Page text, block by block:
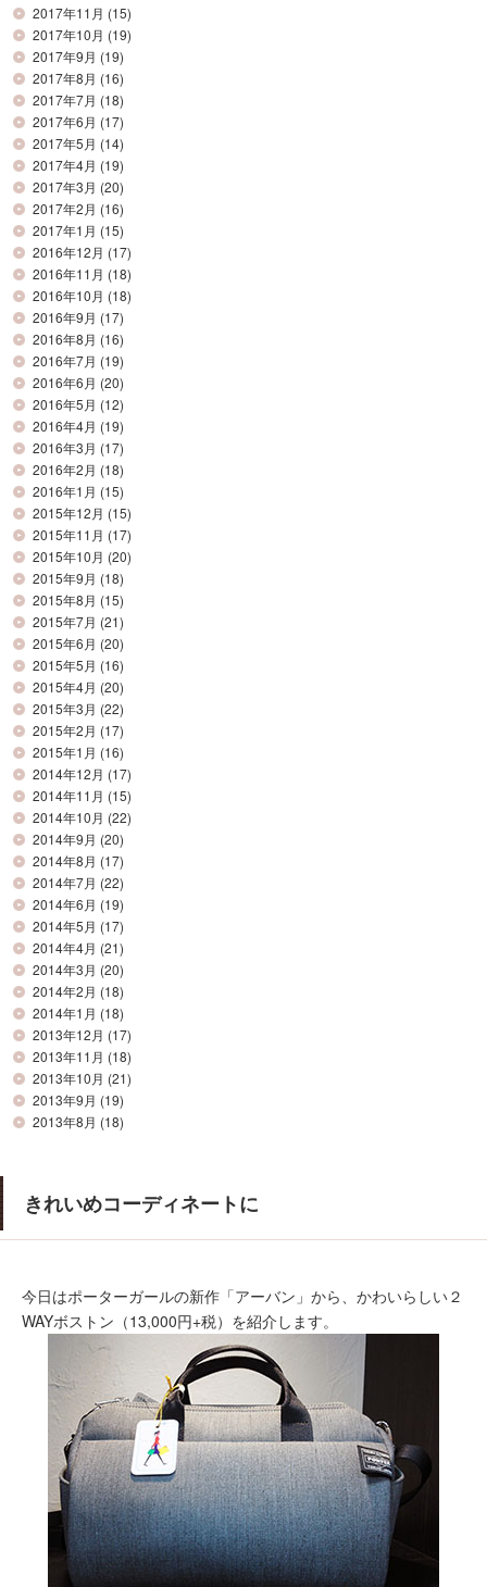
2017年11月 (15)
2017年10月 (19)
2017年9月 (19)
2017年8月 (16)
2017年7月 (18)
2017年6月 (17)
2017年5月 (14)
2017年4月 (19)
2017年3月 (20)
2017年2月 (16)
2017年1月 (15)
2016年12月 (17)
2016年11月 (18)
2016年10月 (18)
2016年9月 (17)
2016年8月 (16)
2016年7月 (19)
2016年6月 (20)
2016年5月 (12)
2016年4月 (19)
2016年3月 (17)
2016年2月 (18)
2016年1月 (15)
2015年12月 (15)
2015年11月 (17)
2015年10月 (20)
2015年9月 (18)
2015年8月 (15)
2015年7月 (21)
2015年6月 (20)
2015年5月 (16)
2015年4月 (20)
2015年3月 (22)
2015年2月 (17)
2015年1月 (16)
2014年12月 (17)
2014年11月 (15)
2014年10月 (22)
2014年9月 (20)
2014年8月 (17)
2014年7月 (22)
2014年6月 (19)
2014年5月 (17)
2014年4月 (21)
2014年3月 (20)
2014年2月 (18)
2014年1月 (18)
2013年12月 (17)
2013年11月 (18)
2013年10月 (21)
2013年9月 (19)
2013年8月 (18)
きれいめコーディネートに
今日はポーターガールの新作「アーバン」から、かわいらしい２
WAYボストン（13,000円+税）を紹介します。